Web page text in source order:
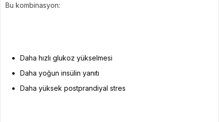
Bu kombinasyon:
Daha hızlı glukoz yükselmesi
Daha yoğun insülin yanıtı
Daha yüksek postprandiyal stres